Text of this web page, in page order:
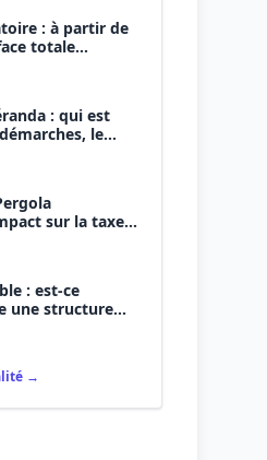
: à partir de
totale
?
: qui est
le
sur la taxe
: est-ce
une structure
→